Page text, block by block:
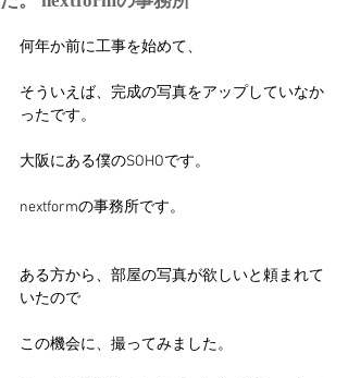
何年か前に工事を始めて、
そういえば、完成の写真をアップしていなか
ったです。
大阪にある僕のSOHOです。
nextformの事務所です。
ある方から、部屋の写真が欲しいと頼まれて
いたので
この機会に、撮ってみました。